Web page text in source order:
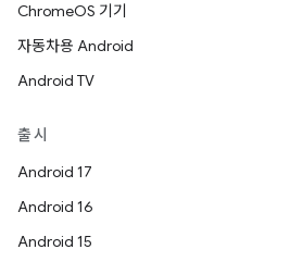
ChromeOS 기기
자동차용 Android
Android TV
출시
Android 17
Android 16
Android 15